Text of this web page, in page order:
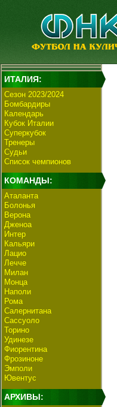
ИТАЛИЯ:
Сезон 2023/2024
Бомбардиры
Календарь
Кубок Италии
Суперкубок
Тренеры
Судьи
Список чемпионов
КОМАНДЫ:
Аталанта
Болонья
Верона
Дженоа
Интер
Кальяри
Лацио
Лечче
Милан
Монца
Наполи
Рома
Салернитана
Сассуоло
Торино
Удинезе
Фиорентина
Фрозиноне
Эмполи
Ювентус
АРХИВЫ: